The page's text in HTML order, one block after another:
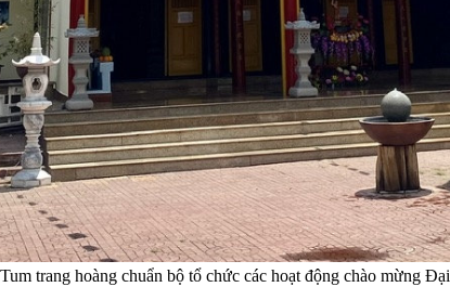
trang hoàng chuẩn bộ tổ chức các hoạt động chào mừng